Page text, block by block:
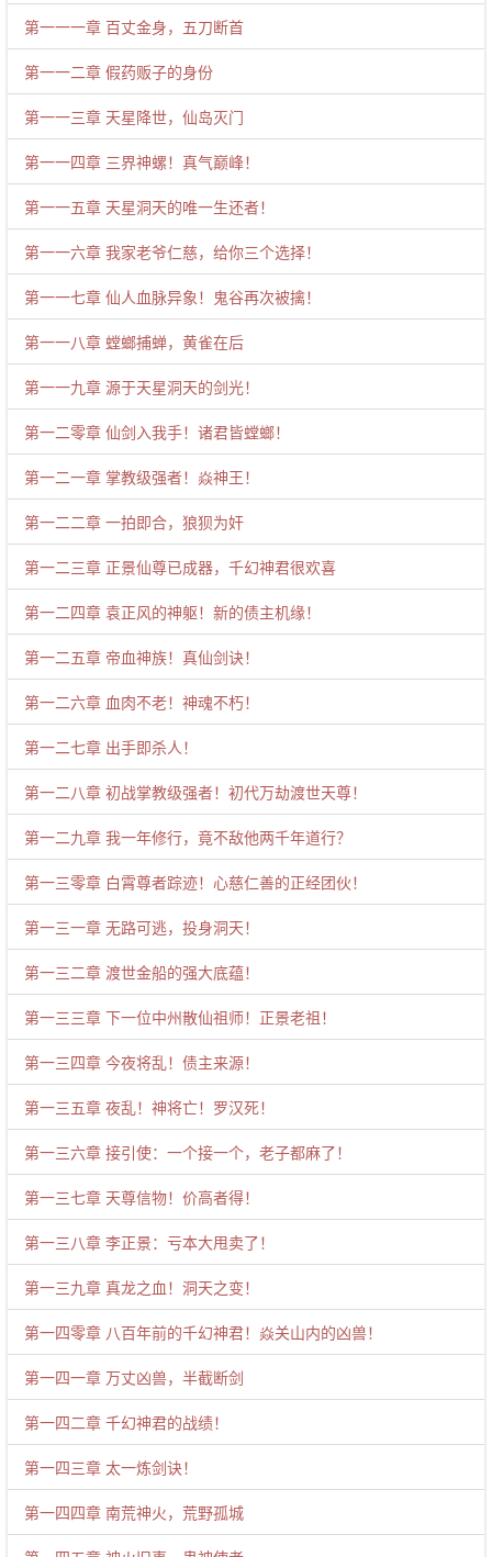
第一一一章 百丈金身，五刀断首
第一一二章 假药贩子的身份
第一一三章 天星降世，仙岛灭门
第一一四章 三界神螺！真气巅峰！
第一一五章 天星洞天的唯一生还者！
第一一六章 我家老爷仁慈，给你三个选择！
第一一七章 仙人血脉异象！鬼谷再次被擒！
第一一八章 螳螂捕蝉，黄雀在后
第一一九章 源于天星洞天的剑光！
第一二零章 仙剑入我手！诸君皆螳螂！
第一二一章 掌教级强者！焱神王！
第一二二章 一拍即合，狼狈为奸
第一二三章 正景仙尊已成器，千幻神君很欢喜
第一二四章 袁正风的神躯！新的债主机缘！
第一二五章 帝血神族！真仙剑诀！
第一二六章 血肉不老！神魂不朽！
第一二七章 出手即杀人！
第一二八章 初战掌教级强者！初代万劫渡世天尊！
第一二九章 我一年修行，竟不敌他两千年道行？
第一三零章 白霄尊者踪迹！心慈仁善的正经团伙！
第一三一章 无路可逃，投身洞天！
第一三二章 渡世金船的强大底蕴！
第一三三章 下一位中州散仙祖师！正景老祖！
第一三四章 今夜将乱！债主来源！
第一三五章 夜乱！神将亡！罗汉死！
第一三六章 接引使：一个接一个，老子都麻了！
第一三七章 天尊信物！价高者得！
第一三八章 李正景：亏本大甩卖了！
第一三九章 真龙之血！洞天之变！
第一四零章 八百年前的千幻神君！焱关山内的凶兽！
第一四一章 万丈凶兽，半截断剑
第一四二章 千幻神君的战绩！
第一四三章 太一炼剑诀！
第一四四章 南荒神火，荒野孤城